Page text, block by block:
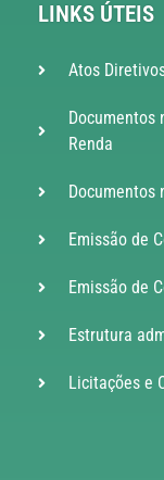
LINKS ÚTEIS
Atos
Documentos
Renda
Documentos
Emissão de
Emissão de
Estrutura
Licitações e